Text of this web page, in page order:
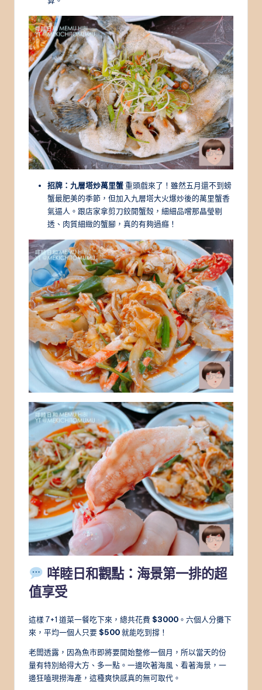
招牌：九層塔炒萬里蟹重頭戲來了！雖然五月還不到螃
蟹最肥美的季節，但加入九層塔大火爆炒後的萬里蟹香
氣逼人。跟店家拿剪刀鉸開蟹殼，細細品嚐那晶瑩剔
透、肉質細緻的蟹腳，真的有夠過癮！
咩睦日和觀點：海景第一排的超
值享受
這樣 7+1 道菜一餐吃下來，總共花費 $3000 。六個人分攤下
來，平均一個人只要 $500就能吃到撐！
老闆透露，因為魚市即將要開始整修一個月，所以當天的份
量有特別給得大方、多一點。一邊吹著海風、看著海景，一
邊狂嗑現撈海產，這種爽快感真的無可取代。